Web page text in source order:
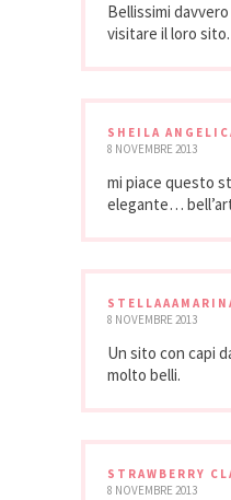
Bellissimi
visitare il loro sito.
SHEILA
8 NOVEMBRE 2013
mi piace questo
elegante…
8 NOVEMBRE 2013
Un sito con capi
molto belli.
STRAWBERRY
8 NOVEMBRE 2013